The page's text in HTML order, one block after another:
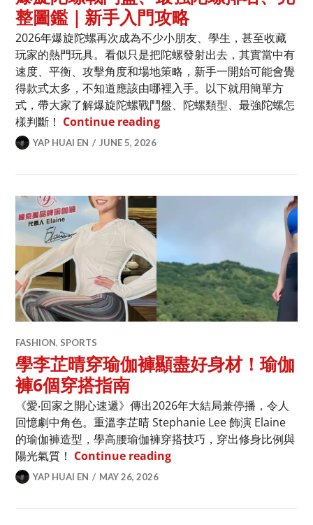
整圖鑑｜新手入門攻略
2026年爆旋陀螺再次成為不少小朋友、學生，甚至收藏
玩家的熱門玩具。看似只是把陀螺發射出去，其實當中有
速度、平衡、攻擊角度和場地策略，新手一開始可能會覺
得款式太多，不知道應該由哪裡入手。以下就用簡單方
式，帶大家了解爆旋陀螺戰鬥盤、陀螺類型、最強陀螺怎
樣判斷！ Continue reading爆旋陀螺戰鬥盤、最強陀螺排
YAP HUAI EN JUNE 5, 2026
FASHION, SPORTS
學李芷晴穿瑜伽褲顯盡好身材！瑜伽
褲6個穿搭指南
《愛‧回家之開心速遞》傳出2026年大結局兼停播，令人
回憶劇中角色。重溫李芷晴 Stephanie Lee 飾演 Elaine
的瑜伽褲造型，學高腰瑜伽褲穿搭技巧，穿出修身比例與
陽光氣質！ Continue reading學李芷晴穿瑜伽褲顯盡好身
YAP HUAI EN MAY 26, 2026